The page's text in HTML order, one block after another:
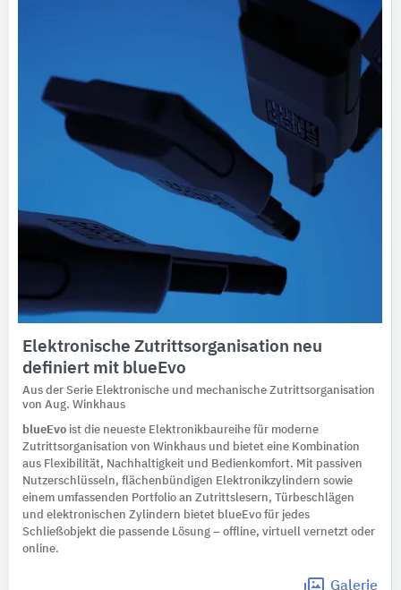
Elektronische Zutrittsorganisation neu
definiert mit blueEvo
Aus der Serie Elektronische und mechanische Zutrittsorganisation
von Aug. Winkhaus
blueEvo ist die neueste Elektronikbaureihe für moderne
Zutrittsorganisation von Winkhaus und bietet eine Kombination
aus Flexibilität, Nachhaltigkeit und Bedienkomfort. Mit passiven
Nutzerschlüsseln, flächenbündigen Elektronikzylindern sowie
einem umfassenden Portfolio an Zutrittslesern, Türbeschlägen
und elektronischen Zylindern bietet blueEvo für jedes
Schließobjekt die passende Lösung – offline, virtuell vernetzt oder
online.
Galerie